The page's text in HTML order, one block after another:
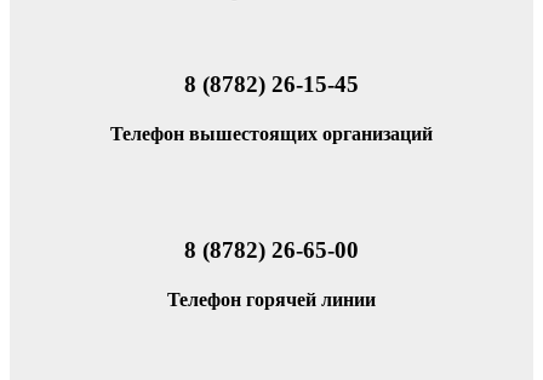
8 (8782) 26-15-45
Телефон вышестоящих организаций
8 (8782) 26-65-00
Телефон горячей линии